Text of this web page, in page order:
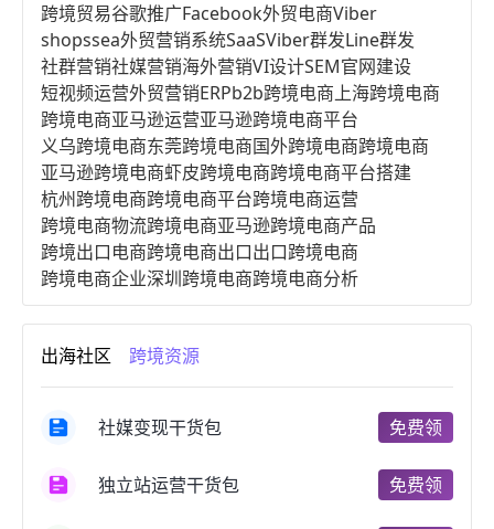
跨境贸易谷歌推广Facebook外贸电商Viber
shopssea外贸营销系统SaaSViber群发Line群发
社群营销社媒营销海外营销VI设计SEM官网建设
短视频运营外贸营销ERPb2b跨境电商上海跨境电商
跨境电商亚马逊运营亚马逊跨境电商平台
义乌跨境电商东莞跨境电商国外跨境电商跨境电商
亚马逊跨境电商虾皮跨境电商跨境电商平台搭建
杭州跨境电商跨境电商平台跨境电商运营
跨境电商物流跨境电商亚马逊跨境电商产品
跨境出口电商跨境电商出口出口跨境电商
跨境电商企业深圳跨境电商跨境电商分析
进口跨境电商跨境电商服务广州跨境电商
跨境电商市场跨境电商创业跨境电商注册
跨境电商开店跨境电商营销
跨境电商商品个人跨境电商跨境电商案例
郑州跨境电商跨境电商趋势
跨境电商费用美国跨境电商
出海社区 跨境资源
社媒变现干货包 免费领
独立站运营干货包 免费领